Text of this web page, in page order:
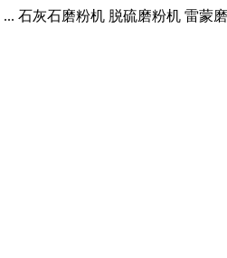
石灰石磨粉机 脱硫磨粉机 雷蒙